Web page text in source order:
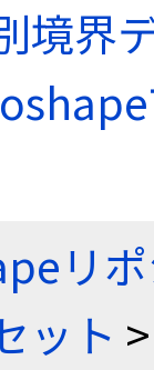
境界
リ
ット >